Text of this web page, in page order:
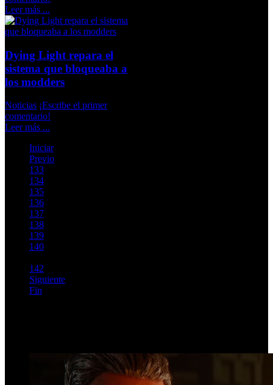
Leer más ...
Dying Light repara el
sistema que bloqueaba a
los modders
Noticias ¡Escribe el primer
comentario!
Leer más ...
Iniciar
Previo
133
134
135
136
137
138
139
140
142
Siguiente
Fin